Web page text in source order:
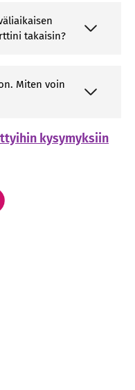
takaisin?
Miten voin
kysymyksiin